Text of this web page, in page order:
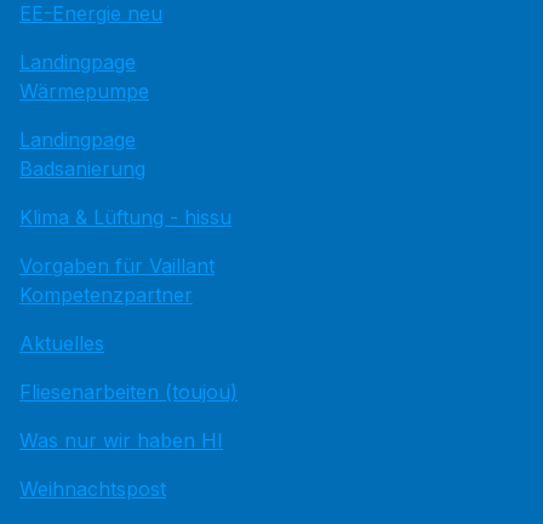
EE-Energie neu
Landingpage
Wärmepumpe
Landingpage
Badsanierung
Klima & Lüftung - hissu
Vorgaben für Vaillant
Kompetenzpartner
Aktuelles
Fliesenarbeiten (toujou)
Was nur wir haben HI
Weihnachtspost